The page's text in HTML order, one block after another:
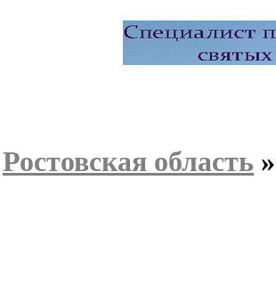
Ростовская область